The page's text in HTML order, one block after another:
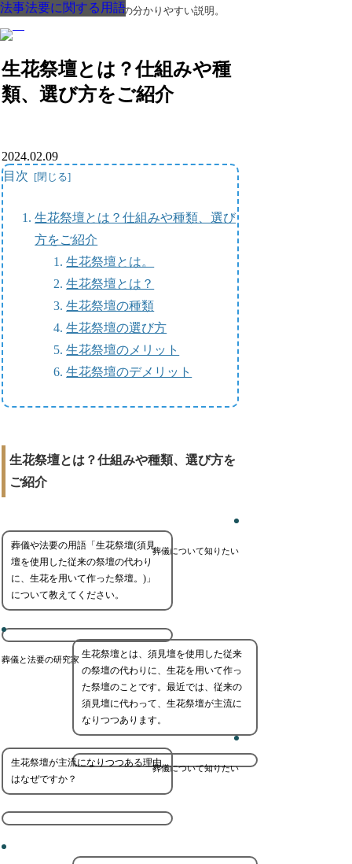
葬儀・葬式・法要についての分かりやすい説明。
生花祭壇とは？仕組みや種
類、選び方をご紹介
法事法要に関する用語
2024.02.09
目次
生花祭壇とは？仕組みや種類、選び
方をご紹介
生花祭壇とは。
生花祭壇とは？
生花祭壇の種類
生花祭壇の選び方
生花祭壇のメリット
生花祭壇のデメリット
生花祭壇とは？仕組みや種類、選び方を
ご紹介
葬儀について知りたい
葬儀や法要の用語「生花祭壇(須見
壇を使用した従来の祭壇の代わり
に、生花を用いて作った祭壇。)」
について教えてください。
葬儀と法要の研究家 生花祭壇とは、須見壇を使用した従来
の祭壇の代わりに、生花を用いて作っ
た祭壇のことです。最近では、従来の
須見壇に代わって、生花祭壇が主流に
なりつつあります。
葬儀について知りたい
生花祭壇が主流になりつつある理由
はなぜですか？
法事法要に関する用語
法事法要に関する用語
法事法要に関する用語
法事法要に関する用語
法事法要に関する用語
法事法要に関する用語